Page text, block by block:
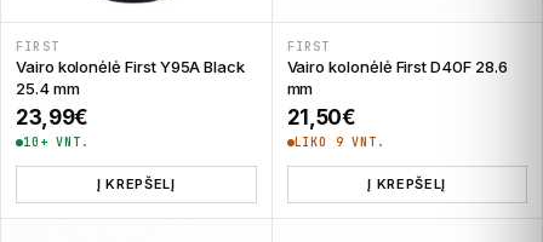
FIRST
Vairo kolonėlė First Y95A Black
25.4 mm
23,99€
10+ VNT.
Į KREPŠELĮ
FIRST
Vairo kolonėlė First D40F 28.6
mm
21,50€
LIKO 9 VNT.
Į KREPŠELĮ